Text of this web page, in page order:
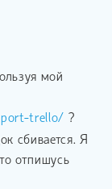
мой
trello/ ?
сбивается. Я
отпишусь